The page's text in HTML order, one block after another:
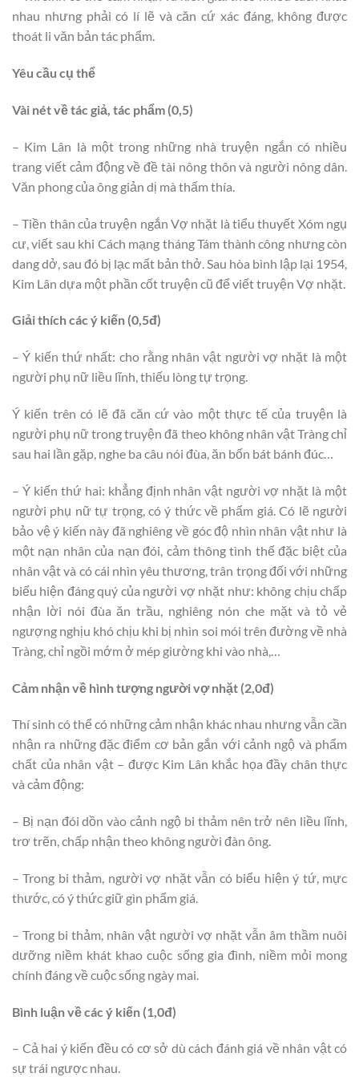
nhau nhưng phải có lí lẽ và căn cứ xác đáng, không được
thoát li văn bản tác phẩm.
Yêu cầu cụ thể
Vài nét về tác giả, tác phẩm (0,5)
– Kim Lân là một trong những nhà truyện ngắn có nhiều
trang viết cảm động về đề tài nông thôn và người nông dân.
Văn phong của ông giản dị mà thấm thía.
– Tiền thân của truyện ngắn Vợ nhặt là tiểu thuyết Xóm ngụ
cư, viết sau khi Cách mạng tháng Tám thành công nhưng còn
dang dở, sau đó bị lạc mất bản thở. Sau hòa bình lập lại 1954,
Kim Lân dựa một phần cốt truyện cũ để viết truyện Vợ nhặt.
Giải thích các ý kiến (0,5đ)
– Ý kiến thứ nhất: cho rằng nhân vật người vợ nhặt là một
người phụ nữ liều lĩnh, thiếu lòng tự trọng.
Ý kiến trên có lẽ đã căn cứ vào một thực tế của truyện là
người phụ nữ trong truyện đã theo không nhân vật Tràng chỉ
sau hai lần gặp, nghe ba câu nói đùa, ăn bốn bát bánh đúc…
– Ý kiến thứ hai: khẳng định nhân vật người vợ nhặt là một
người phụ nữ tự trọng, có ý thức về phẩm giá. Có lẽ người
bảo vệ ý kiến này đã nghiêng về góc độ nhìn nhân vật như là
một nạn nhân của nạn đói, cảm thông tình thế đặc biệt của
nhân vật và có cái nhìn yêu thương, trân trọng đối với những
biểu hiện đáng quý của người vợ nhặt như: không chịu chấp
nhận lời nói đùa ăn trầu, nghiêng nón che mặt và tỏ vẻ
ngượng nghịu khó chịu khi bị nhìn soi mói trên đường về nhà
Tràng, chỉ ngồi mớm ở mép giường khi vào nhà,…
Cảm nhận về hình tượng người vợ nhặt (2,0đ)
Thí sinh có thể có những cảm nhận khác nhau nhưng vẫn cần
nhận ra những đặc điểm cơ bản gắn với cảnh ngộ và phẩm
chất của nhân vật – được Kim Lân khắc họa đầy chân thực
và cảm động:
– Bị nạn đói dồn vào cảnh ngộ bi thảm nên trở nên liều lĩnh,
trơ trẽn, chấp nhận theo không người đàn ông.
– Trong bi thảm, người vợ nhặt vẫn có biểu hiện ý tứ, mực
thước, có ý thức giữ gìn phẩm giá.
– Trong bi thảm, nhân vật người vợ nhặt vẫn âm thầm nuôi
dưỡng niềm khát khao cuộc sống gia đình, niềm mỏi mong
chính đáng về cuộc sống ngày mai.
Bình luận về các ý kiến (1,0đ)
– Cả hai ý kiến đều có cơ sở dù cách đánh giá về nhân vật có
sự trái ngược nhau.